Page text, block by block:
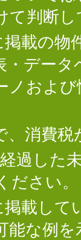
て判断
載の物
・デー
ノおよ
、消費
過した
ださい。
載して
能な例